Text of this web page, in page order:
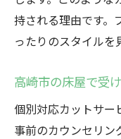
持される理由です。
ったりのスタイルを
高崎市の床屋で受
個別対応カットサー
事前のカウンセリ